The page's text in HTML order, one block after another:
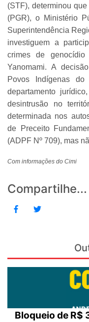
(STF), determinou
(PGR), o Ministério
Superintendência
investiguem a
crimes de
Yanomami. A
Povos Indígenas
departamento
desintrusão no
determinada nos
de Preceito
(ADPF Nº 709), mas
Com informações do Cimi
Compartilhe...
Bloqueio de R$